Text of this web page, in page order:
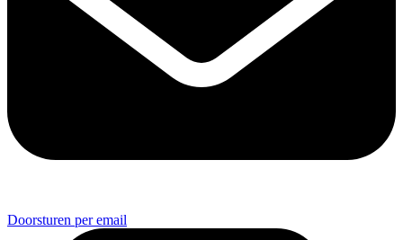
Doorsturen per email